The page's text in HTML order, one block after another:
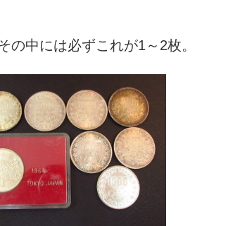
の中には必ずこれが1～2枚。